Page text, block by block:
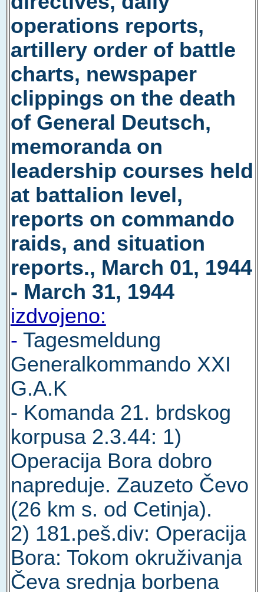
operations reports,
artillery order of battle
charts, newspaper
clippings on the death
of General Deutsch,
memoranda on
leadership courses held
at battalion level,
reports on commando
raids, and situation
reports., March 01, 1944
- March 31, 1944
izdvojeno:
- Tagesmeldung
Generalkommando XXI
G.A.K
- Komanda 21. brdskog
korpusa 2.3.44: 1)
Operacija Bora dobro
napreduje. Zauzeto Čevo
(26 km s. od Cetinja).
2) 181.peš.div: Operacija
Bora: Tokom okruživanja
Čeva srednja borbena